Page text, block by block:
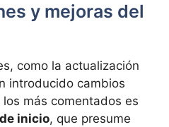
y mejoras del
como la actualización
introducido cambios
más comentados es
inicio, que presume